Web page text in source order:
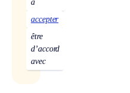
à
accepter
être
d’accord
avec